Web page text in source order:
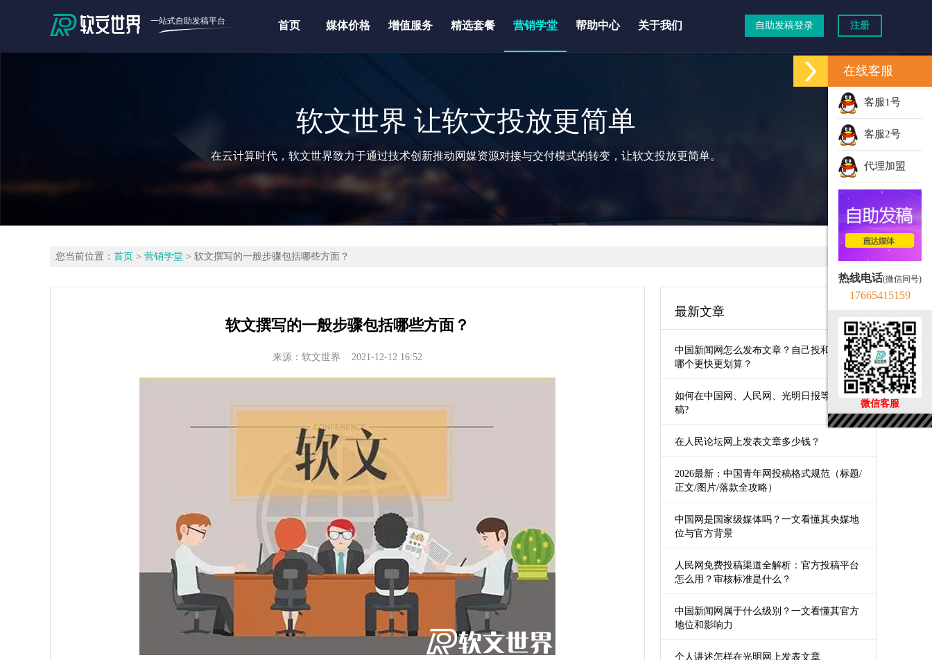
一站式自助发稿平台 首页 媒体价格 增值服务 精选套餐 营销学堂 帮助中心 关于我们 自助发稿登录 注册
软文世界 让软文投放更简单
在云计算时代，软文世界致力于通过技术创新推动网媒资源对接与交付模式的转变，让软文投放更简单。
您当前位置： 首页 > 营销学堂 > 软文撰写的一般步骤包括哪些方面？
软文撰写的一般步骤包括哪些方面？
来源：软文世界 2021-12-12 16:52
最新文章
中国新闻网怎么发布文章？自己投和第三方
哪个更快更划算？
如何在中国网、人民网、光明日报等媒体发
稿?
在人民论坛网上发表文章多少钱？
2026最新：中国青年网投稿格式规范（标题/
正文/图片/落款全攻略）
中国网是国家级媒体吗？一文看懂其央媒地
位与官方背景
人民网免费投稿渠道全解析：官方投稿平台
怎么用？审核标准是什么？
中国新闻网属于什么级别？一文看懂其官方
地位和影响力
个人讲述怎样在光明网上发表文章
在线客服
客服1号
客服2号
代理加盟
热线电话(微信同号)
17665415159
微信客服